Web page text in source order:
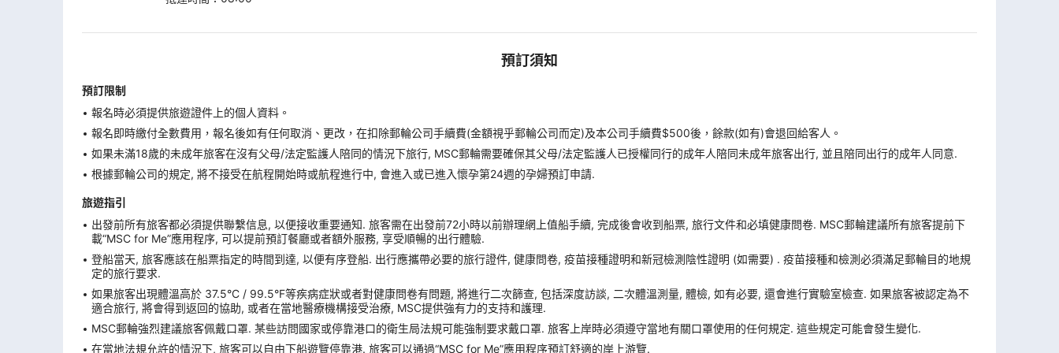
預訂須知
預訂限制
報名時必須提供旅遊證件上的個人資料。
報名即時繳付全數費用，報名後如有任何取消、更改，在扣除郵輪公司手續費(金額視乎郵輪公司而定)及本公司手續費$500後，餘款(如有)會退回給客人。
如果未滿18歲的未成年旅客在沒有父母/法定監護人陪同的情況下旅行, MSC郵輪需要確保其父母/法定監護人已授權同行的成年人陪同未成年旅客出行, 並且陪同出行的成年人同意.
根據郵輪公司的規定, 將不接受在航程開始時或航程進行中, 會進入或已進入懷孕第24週的孕婦預訂申請.
旅遊指引
出發前所有旅客都必須提供聯繫信息, 以便接收重要通知. 旅客需在出發前72小時以前辦理網上值船手續, 完成後會收到船票, 旅行文件和必填健康問卷. MSC郵輪建議所有旅客提前下
載“MSC for Me”應用程序, 可以提前預訂餐廳或者額外服務, 享受順暢的出行體驗.
登船當天, 旅客應該在船票指定的時間到達, 以便有序登船. 出行應攜帶必要的旅行證件, 健康問卷, 疫苗接種證明和新冠檢測陰性證明 (如需要) . 疫苗接種和檢測必須滿足郵輪目的地規
定的旅行要求.
如果旅客出現體溫高於 37.5°C / 99.5°F等疾病症狀或者對健康問卷有問題, 將進行二次篩查, 包括深度訪談, 二次體溫測量, 體檢, 如有必要, 還會進行實驗室檢查. 如果旅客被認定為不
適合旅行, 將會得到返回的協助, 或者在當地醫療機構接受治療, MSC提供強有力的支持和護理.
MSC郵輪強烈建議旅客佩戴口罩. 某些訪問國家或停靠港口的衛生局法規可能強制要求戴口罩. 旅客上岸時必須遵守當地有關口罩使用的任何規定. 這些規定可能會發生變化.
在當地法規允許的情況下, 旅客可以自由下船遊覽停靠港. 旅客可以通過“MSC for Me”應用程序預訂舒適的岸上游覽.